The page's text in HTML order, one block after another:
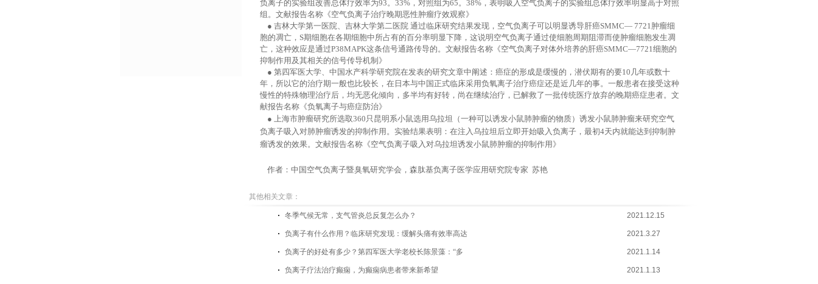
负离子的实验组改善总体疗效率为93。 33% ，对照组为65。 38% ，表明吸入空气负离子的实验组总体疗效率明显高于对照
组。文献报告名称《空气负离子治疗晚期恶性肿瘤疗效观察》
● 吉林大学第一医院、吉林大学第二医院 通过临床研究结果发现，空气负离子可以明显诱导肝癌SMMC— 7721肿瘤细
胞的凋亡， S期细胞在各期细胞中所占有的百分率明显下降，这说明空气负离子通过使细胞周期阻滞而使肿瘤细胞发生凋
亡，这种效应是通过P38MAPK这条信号通路传导的。文献报告名称《空气负离子对体外培养的肝癌SMMC—7721细胞的
抑制作用及其相关的信号传导机制》
● 第四军医大学、中国水产科学研究院在发表的研究文章中阐述：癌症的形成是缓慢的，潜伏期有的要10 几年或数十
年，所以它的治疗期一般也比较长，在日本与中国正式临床采用负氧离子治疗癌症还是近几年的事。一般患者在接受这种
慢性的特殊物理治疗后，均无恶化倾向，多半均有好转，尚在继续治疗，已解救了一批传统医疗放弃的晚期癌症患者。文
献报告名称《负氧离子与癌症防治》
● 上海市肿瘤研究所选取360只昆明系小鼠选用乌拉坦（一种可以诱发小鼠肺肿瘤的物质）诱发小鼠肺肿瘤来研究空气
负离子吸入对肺肿瘤诱发的抑制作用。实验结果表明：在注入乌拉坦后立即开始吸入负离子，最初4天内就能达到抑制肿
瘤诱发的效果。文献报告名称《空气负离子吸入对乌拉坦诱发小鼠肺肿瘤的抑制作用》
作者：中国空气负离子暨臭氧研究学会，森肽基负离子医学应用研究院专家 苏艳
其他相关文章：
​冬季气候无常，支气管炎总反复怎么办？ 2021.12.15
负离子有什么作用？临床研究发现：缓解头痛有效率高达 2021.3.27
负离子的好处有多少？第四军医大学老校长陈景藻：“多 2021.1.14
负离子疗法治疗癫痫，为癫痫病患者带来新希望 2021.1.13